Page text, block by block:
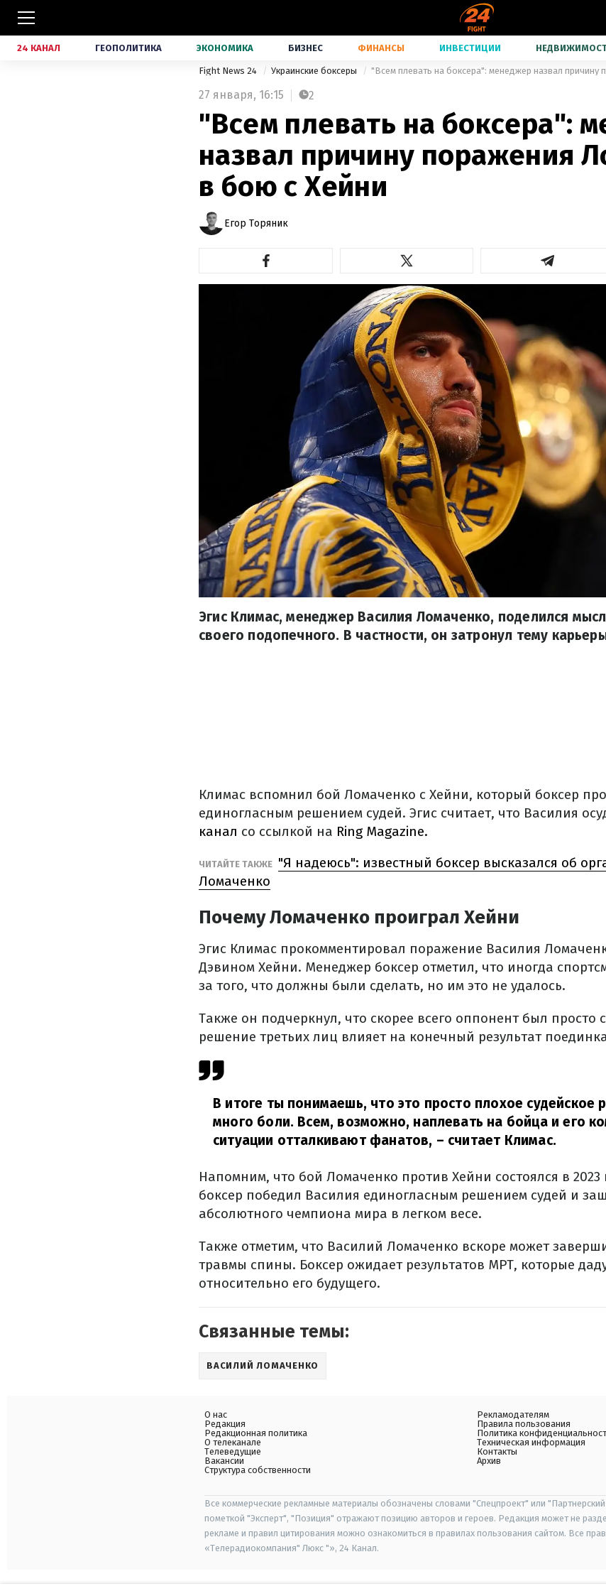
24 КАНАЛ ГЕОПОЛИТИКА ЭКОНОМИКА БИЗНЕС ФИНАНСЫ ИНВЕСТИЦИИ
Fight News 24 Украинские боксеры
27 января, 16:15 2
"Всем плевать на боксера":
назвал причину поражения
в бою с Хейни
Егор Торяник
Эгис Климас, менеджер Василия Ломаченко, поделился
своего подопечного. В частности, он затронул тему
Климас вспомнил бой Ломаченко с Хейни, который боксер
единогласным решением судей. Эгис считает, что Василия
канал со ссылкой на Ring Magazine.
ЧИТАЙТЕ ТАКЖЕ "Я надеюсь": известный боксер высказался об
Ломаченко
Почему Ломаченко проиграл Хейни
Эгис Климас прокомментировал поражение Василия
Дэвином Хейни. Менеджер боксер отметил, что иногда
за того, что должны были сделать, но им это не удалось.
Также он подчеркнул, что скорее всего оппонент был просто
решение третьих лиц влияет на конечный результат
В итоге ты понимаешь, что это просто плохое судейское
много боли. Всем, возможно, наплевать на бойца и его
ситуации отталкивают фанатов, – считает Климас.
Напомним, что бой Ломаченко против Хейни состоялся в 2023
боксер победил Василия единогласным решением судей и
абсолютного чемпиона мира в легком весе.
Также отметим, что Василий Ломаченко вскоре может
травмы спины. Боксер ожидает результатов МРТ, которые
относительно его будущего.
Связанные темы:
ВАСИЛИЙ ЛОМАЧЕНКО
О нас
Редакция
Редакционная политика
О телеканале
Телеведущие
Вакансии
Структура собственности
Рекламодателям
Правила пользования
Политика
Техническая информация
Контакты
Архив
Все коммерческие рекламные материалы обозначены словами "Спецпроект" или
пометкой "Эксперт", "Позиция" отражают позицию авторов и героев. Редакция может не
рекламе и правил цитирования можно ознакомиться в правилах пользования сайтом. Все
«Телерадиокомпания" Люкс "», 24 Канал.